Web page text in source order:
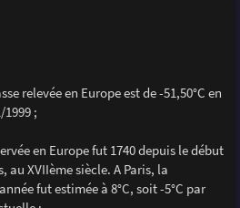
relevée en Europe est de -51,50°C en
;
en Europe fut 1740 depuis le début
au XVIIème siècle. A Paris, la
fut estimée à 8°C, soit -5°C par